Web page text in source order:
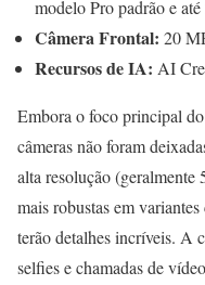
modelo Pro padrão e
Câmera Frontal: 20
Recursos de IA: AI
Embora o foco principal
câmeras não foram
alta resolução
mais robustas em
terão detalhes incríveis. A
selfies e chamadas de